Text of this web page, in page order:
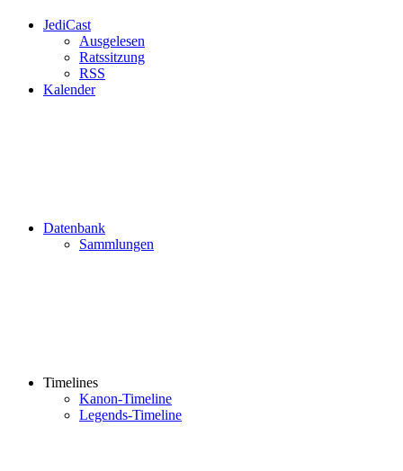
JediCast
Ausgelesen
Ratssitzung
RSS
Kalender
Datenbank
Sammlungen
Timelines
Kanon-Timeline
Legends-Timeline